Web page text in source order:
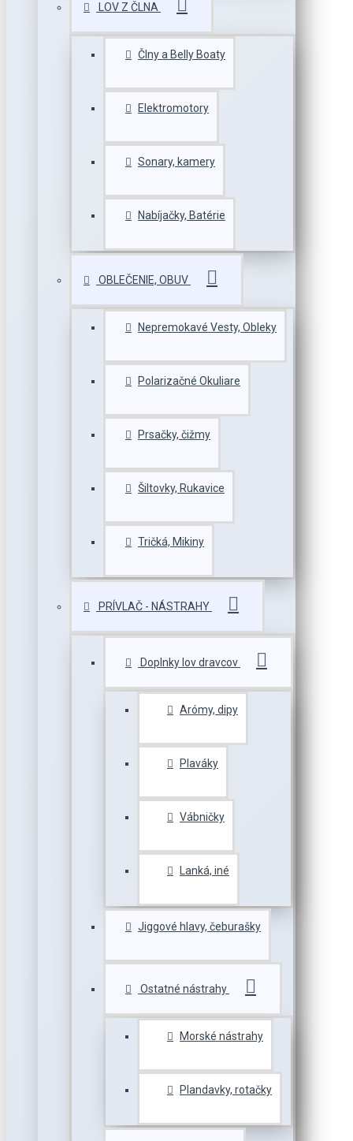
LOV Z ČLNA
Člny a Belly Boaty
Elektromotory
Sonary, kamery
Nabíjačky, Batérie
OBLEČENIE, OBUV
Nepremokavé Vesty, Obleky
Polarizačné Okuliare
Prsačky, čižmy
Šiltovky, Rukavice
Tričká, Mikiny
PRÍVLAČ - NÁSTRAHY
Doplnky lov dravcov
Arómy, dipy
Plaváky
Vábničky
Lanká, iné
Jiggové hlavy, čeburašky
Ostatné nástrahy
Morské nástrahy
Plandavky, rotačky